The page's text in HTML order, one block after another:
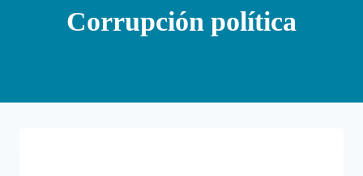
Corrupción política